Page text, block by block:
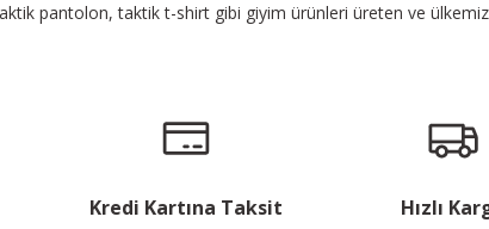
pantolon, taktik t-shirt gibi giyim ürünleri üreten ve
Kredi Kartına Taksit Hızlı